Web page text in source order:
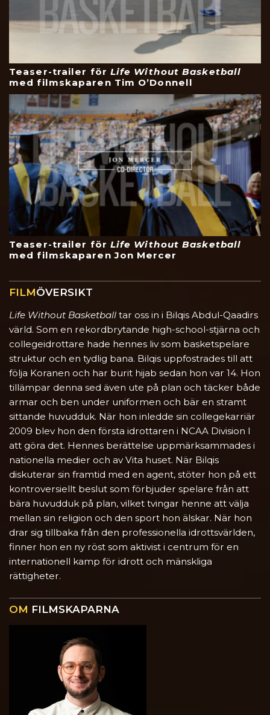
Teaser-trailer för Life Without Basketball
med filmskaparen Tim O’Donnell
Teaser-trailer för Life Without Basketball
med filmskaparen Jon Mercer
FILMÖVERSIKT
Life Without Basketball tar oss in i Bilqis Abdul-Qaadirs
värld. Som en rekordbrytande high-school-stjärna och
collegeidrottare hade hennes liv som basketspelare
struktur och en tydlig bana. Bilqis uppfostrades till att
följa Koranen och har burit hijab sedan hon var 14. Hon
tillämpar denna sed även ute på plan och täcker både
armar och ben under uniformen och bär en stramt
sittande huvudduk. När hon inledde sin collegekarriär
2009 blev hon den första idrottaren i NCAA Division I
att göra det. Hennes berättelse uppmärksammades i
nationella medier och av Vita huset. När Bilqis
diskuterar sin framtid med en agent, stöter hon på ett
kontroversiellt beslut som förbjuder spelare från att
bära huvudduk på plan, vilket tvingar henne att välja
mellan sin religion och den sport hon älskar. När hon
drar sig tillbaka från den professionella idrottsvärlden,
finner hon en ny röst som aktivist i centrum för en
internationell kamp för idrott och mänskliga
rättigheter.
OM FILMSKAPARNA